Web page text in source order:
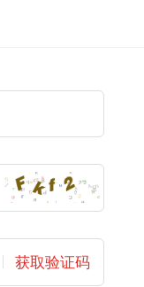
获取验证码